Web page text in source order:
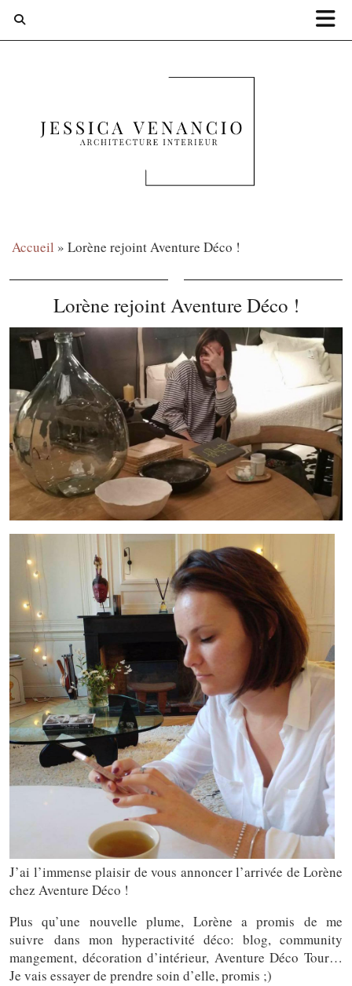
Accueil » Lorène rejoint Aventure Déco !
Lorène rejoint Aventure Déco !
J’ai l’immense plaisir de vous annoncer l’arrivée de Lorène
chez Aventure Déco !
Plus qu’une nouvelle plume, Lorène a promis de me
suivre dans mon hyperactivité déco: blog, community
mangement, décoration d’intérieur, Aventure Déco Tour…
Je vais essayer de prendre soin d’elle, promis ;)